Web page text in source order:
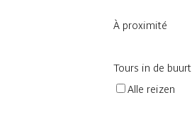
À proximité
Tours in de buurt
Alle reizen